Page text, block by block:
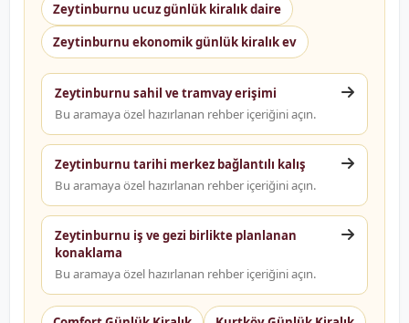
Zeytinburnu ucuz günlük kiralık daire
Zeytinburnu ekonomik günlük kiralık ev
Zeytinburnu sahil ve tramvay erişimi
Bu aramaya özel hazırlanan rehber içeriğini açın.
Zeytinburnu tarihi merkez bağlantılı kalış
Bu aramaya özel hazırlanan rehber içeriğini açın.
Zeytinburnu iş ve gezi birlikte planlanan
konaklama
Bu aramaya özel hazırlanan rehber içeriğini açın.